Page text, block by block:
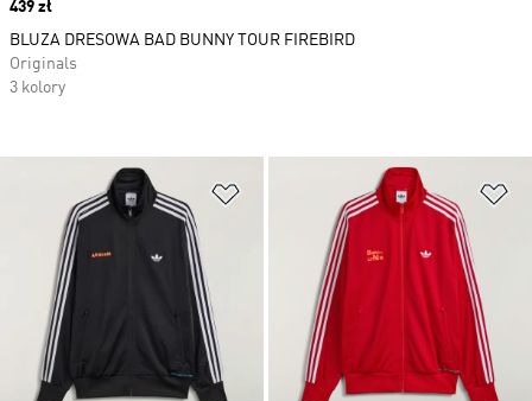
Dodaj do listy życzeń
Price
439 zł
BLUZA DRESOWA BAD BUNNY TOUR FIREBIRD
Originals
3 kolory